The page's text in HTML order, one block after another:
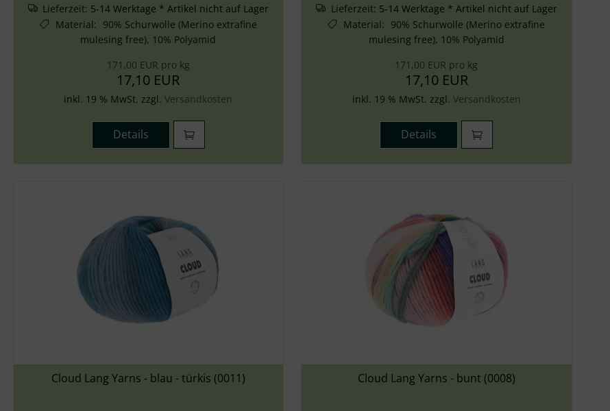
Lieferzeit: 5-14 Werktage * Artikel nicht auf Lager
Material: 90% Schurwolle (Merino extrafine
mulesing free), 10% Polyamid
171,00 EUR pro kg
17,10 EUR
inkl. 19 % MwSt. zzgl.Versandkosten
Details
Lieferzeit: 5-14 Werktage * Artikel nicht auf Lager
Material: 90% Schurwolle (Merino extrafine
mulesing free), 10% Polyamid
171,00 EUR pro kg
17,10 EUR
inkl. 19 % MwSt. zzgl. Versandkosten
Details
Cloud Lang Yarns - blau - türkis (0011) Cloud Lang Yarns - bunt (0008)